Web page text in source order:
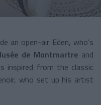
an open-air Eden, who’s
de Montmartre and
inspired from the classic
who set up his artist